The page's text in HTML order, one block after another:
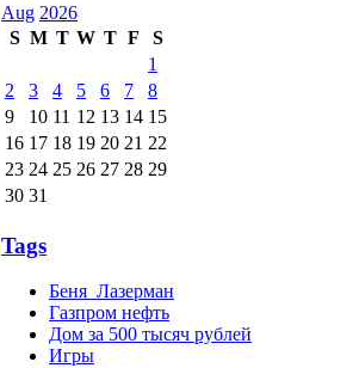
Aug 2026
S M T W T F
S
1
2
3 4 5 6 7
8
9
10 11 12 13 14 15
16 17 18 19 20 21 22
23 24 25 26 27 28 29
30 31
Tags
Беня_Лазерман
Газпром нефть
Дом за 500 тысяч рублей
Игры